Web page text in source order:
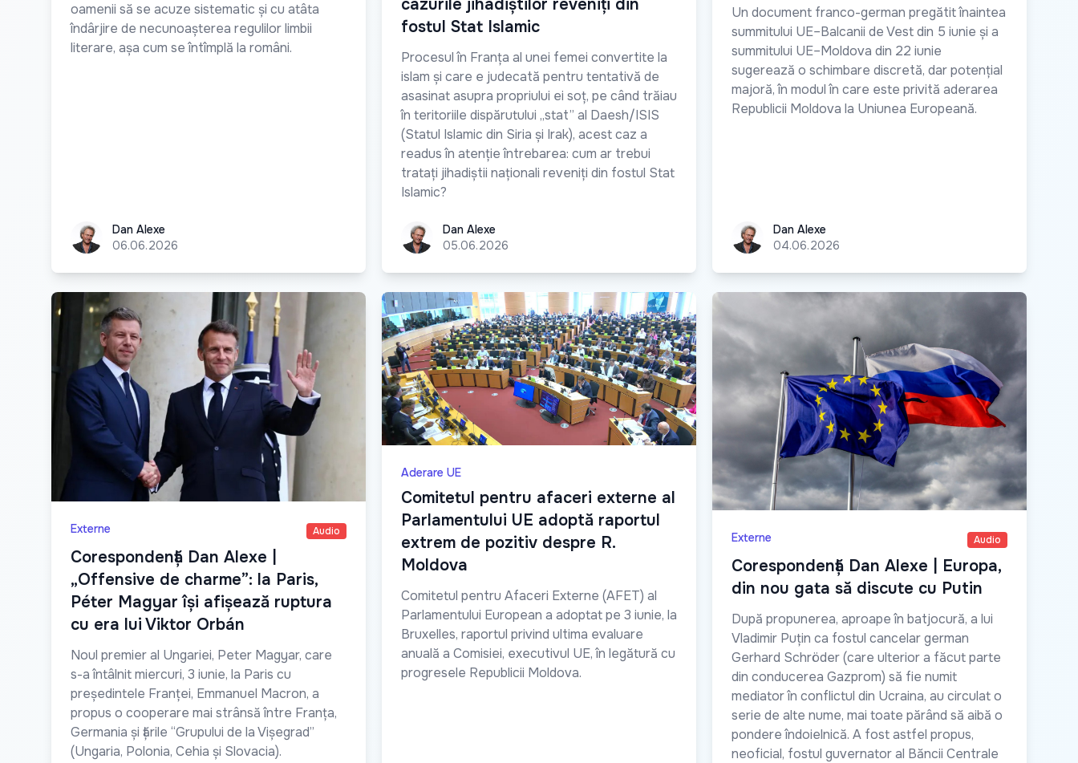
oamenii să se acuze sistematic și cu atâta
îndârjire de necunoașterea regulilor limbii
literare, așa cum se întîmplă la români.
Dan AlexeDan Alexe
06.06.2026
cazurile jihadiștilor reveniți din
fostul Stat Islamic
Procesul în Franța al unei femei convertite la
islam și care e judecată pentru tentativă de
asasinat asupra propriului ei soț, pe când trăiau
în teritoriile dispărutului „stat” al Daesh/ISIS
(Statul Islamic din Siria și Irak), acest caz a
readus în atenție întrebarea: cum ar trebui
tratați jihadiștii naționali reveniți din fostul Stat
Islamic?
Dan AlexeDan Alexe
05.06.2026
Un document franco-german pregătit înaintea
summitului UE–Balcanii de Vest din 5 iunie și a
summitului UE–Moldova din 22 iunie
sugerează o schimbare discretă, dar potențial
majoră, în modul în care este privită aderarea
Republicii Moldova la Uniunea Europeană.
Dan AlexeDan Alexe
04.06.2026
Externe Audio
Corespondență Dan Alexe |
„Offensive de charme”: la Paris,
Péter Magyar își afișează ruptura
cu era lui Viktor Orbán
Noul premier al Ungariei, Peter Magyar, care
s-a întâlnit miercuri, 3 iunie, la Paris cu
președintele Franței, Emmanuel Macron, a
propus o cooperare mai strânsă între Franța,
Germania și țările “Grupului de la Vișegrad”
(Ungaria, Polonia, Cehia și Slovacia).
Aderare UE
Comitetul pentru afaceri externe al
Parlamentului UE adoptă raportul
extrem de pozitiv despre R.
Moldova
Comitetul pentru Afaceri Externe (AFET) al
Parlamentului European a adoptat pe 3 iunie, la
Bruxelles, raportul privind ultima evaluare
anuală a Comisiei, executivul UE, în legătură cu
progresele Republicii Moldova.
Externe Audio
Corespondență Dan Alexe | Europa,
din nou gata să discute cu Putin
După propunerea, aproape în batjocură, a lui
Vladimir Puțin ca fostul cancelar german
Gerhard Schröder (care ulterior a făcut parte
din conducerea Gazprom) să fie numit
mediator în conflictul din Ucraina, au circulat o
serie de alte nume, mai toate părând să aibă o
pondere îndoielnică. A fost astfel propus,
neoficial, fostul guvernator al Băncii Centrale